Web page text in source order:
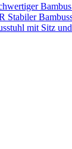
Stabiler
mit Sitz